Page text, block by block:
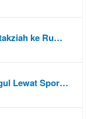
ke Ru…
Lewat Spor…